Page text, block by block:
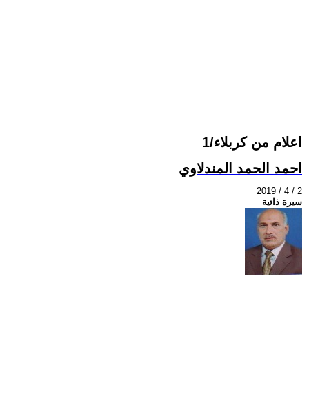
اعلام من كربلاء/1
احمد الحمد المندلاوي
2019 / 4 / 2
سيرة ذاتية